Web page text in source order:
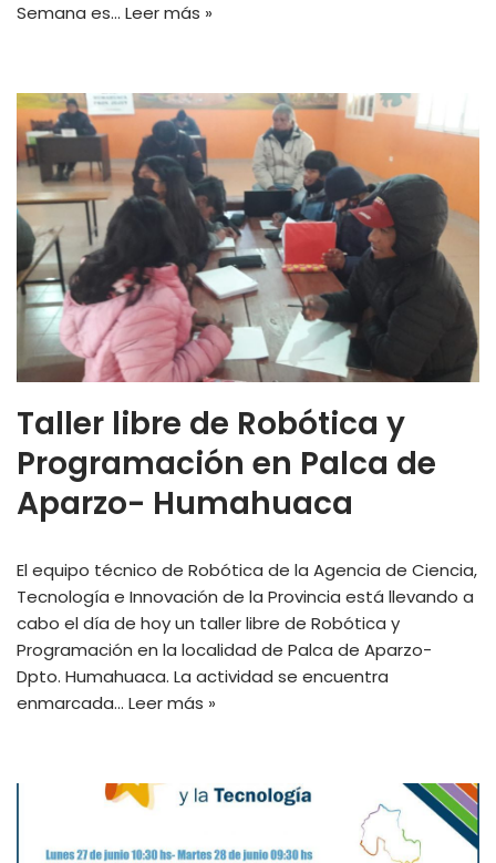
Semana es… Leer más »
Taller libre de Robótica y
Programación en Palca de
Aparzo- Humahuaca
El equipo técnico de Robótica de la Agencia de Ciencia,
Tecnología e Innovación de la Provincia está llevando a
cabo el día de hoy un taller libre de Robótica y
Programación en la localidad de Palca de Aparzo-
Dpto. Humahuaca. La actividad se encuentra
enmarcada… Leer más »